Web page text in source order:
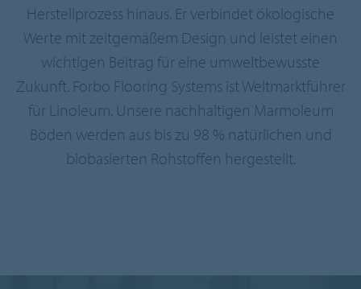
Herstellprozess hinaus. Er verbindet ökologische
Werte mit zeitgemäßem Design und leistet einen
wichtigen Beitrag für eine umweltbewusste
Zukunft. Forbo Flooring Systems ist Weltmarktführer
für Linoleum. Unsere nachhaltigen Marmoleum
Böden werden aus bis zu 98 % natürlichen und
biobasierten Rohstoffen hergestellt.